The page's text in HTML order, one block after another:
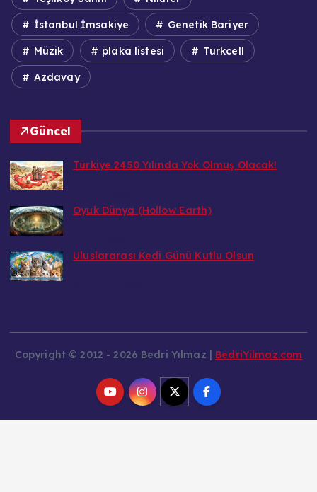
İstanbul İmsakiye Genetik Bariyer
Müzik plaka listesi Turkcell
Azdavay
Güncel
Türkiye 2450 Yılında Yok Olmuş Olacak!
Oyuk Dünya (Hollow Earth)
Uluslararası Kedi Günü Kutlu Olsun
Copyright © 2012 - 2026 Bedri Yılmaz | BedriYilmaz.com